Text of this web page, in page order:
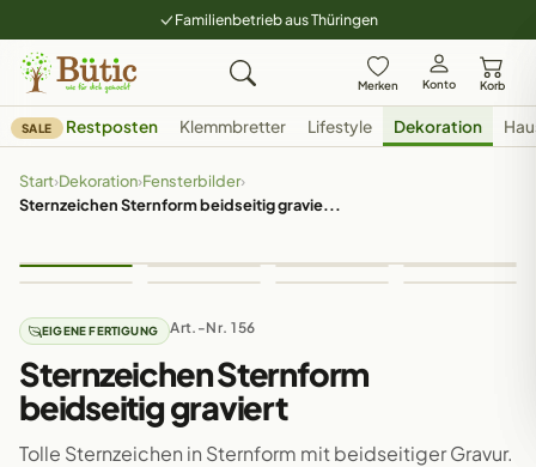
Familienbetrieb aus Thüringen
Merken Konto Korb
SALE Restposten Klemmbretter Lifestyle Dekoration
Start›Dekoration›Fensterbilder›
Sternzeichen Sternform beidseitig gravie...
EIGENE FERTIGUNG Art.-Nr. 156
Sternzeichen Sternform
beidseitig graviert
Tolle Sternzeichen in Sternform mit beidseitiger Gravur.